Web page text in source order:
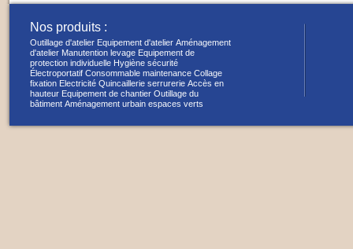
Nos produits :
Outillage d'atelier Equipement d'atelier Aménagement
d'atelier Manutention levage Equipement de
protection individuelle Hygiène sécurité
Électroportatif Consommable maintenance Collage
fixation Electricité Quincaillerie serrurerie Accès en
hauteur Equipement de chantier Outillage du
bâtiment Aménagement urbain espaces verts